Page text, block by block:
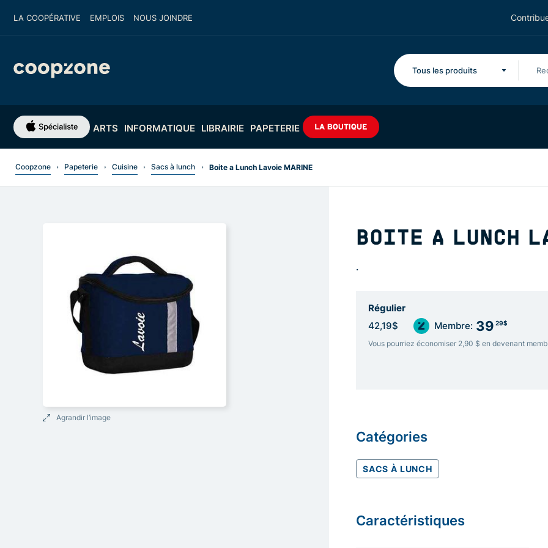
LA COOPÉRATIVE EMPLOIS NOUS JOINDRE
Tous les produits
ARTS INFORMATIQUE LIBRAIRIE PAPETERIE
Coopzone Papeterie Cuisine Sacs à lunch Boite a Lunch Lavoie MARINE
Agrandir l’image
BOITE A LUNCH
.
Régulier
42,19$ Membre: 39 29$
Vous pourriez économiser 2,90 $ en devenant
Catégories
SACS À LUNCH
Caractéristiques